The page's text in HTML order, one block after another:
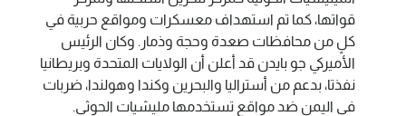
قواتها، كما تم استهداف معسكرات ومواقع حربية في
كلٍ من محافظات صعدة وحجة وذمار. وكان الرئيس
الأميركي جو بايدن قد أعلن أن الولايات المتحدة وبريطانيا
نفذتا، بدعم من أستراليا والبحرين وكندا وهولندا، ضربات
في اليمن ضد مواقع تستخدمها مليشيات الحوثي.